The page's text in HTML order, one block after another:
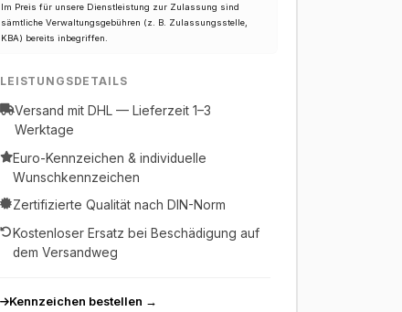
Im Preis für unsere Dienstleistung zur Zulassung sind
sämtliche Verwaltungsgebühren (z. B. Zulassungsstelle,
KBA) bereits inbegriffen.
LEISTUNGSDETAILS
Versand mit DHL — Lieferzeit 1–3
Werktage
Euro-Kennzeichen & individuelle
Wunschkennzeichen
Zertifizierte Qualität nach DIN-Norm
Kostenloser Ersatz bei Beschädigung auf
dem Versandweg
Kennzeichen bestellen →